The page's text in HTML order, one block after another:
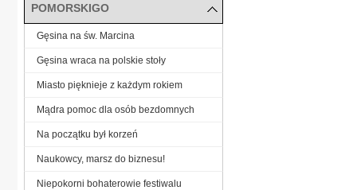
POMORSKIGO
Gęsina na św. Marcina
Gęsina wraca na polskie stoły
Miasto pięknieje z każdym rokiem
Mądra pomoc dla osób bezdomnych
Na początku był korzeń
Naukowcy, marsz do biznesu!
Niepokorni bohaterowie festiwalu